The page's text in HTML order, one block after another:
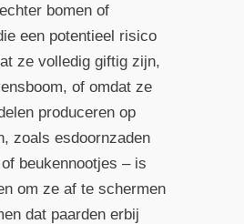
bomen of
een potentieel risico
ze volledig giftig zijn,
of omdat ze
produceren op
zoals esdoornzaden
beukennootjes – is
om ze af te schermen
dat paarden erbij